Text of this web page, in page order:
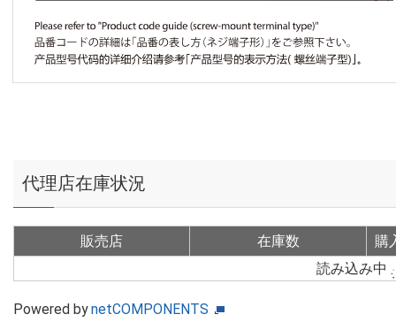
代理店在庫状況
販売店 在庫数
購
読み込み中
Powered bynetCOMPONENTS